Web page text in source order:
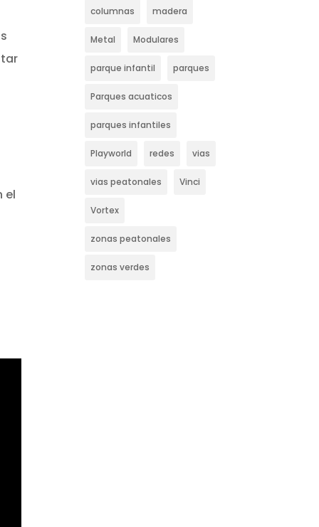
el
columnas madera
Metal Modulares
parque infantil parques
Parques acuaticos
parques infantiles
Playworld redes vias
vias peatonales Vinci
Vortex
zonas peatonales
zonas verdes